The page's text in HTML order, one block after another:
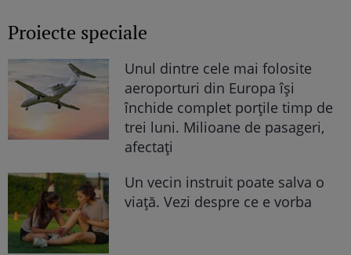
Proiecte speciale
Unul dintre cele mai folosite
aeroporturi din Europa își
închide complet porțile timp de
trei luni. Milioane de pasageri,
afectați
Un vecin instruit poate salva o
viață. Vezi despre ce e vorba